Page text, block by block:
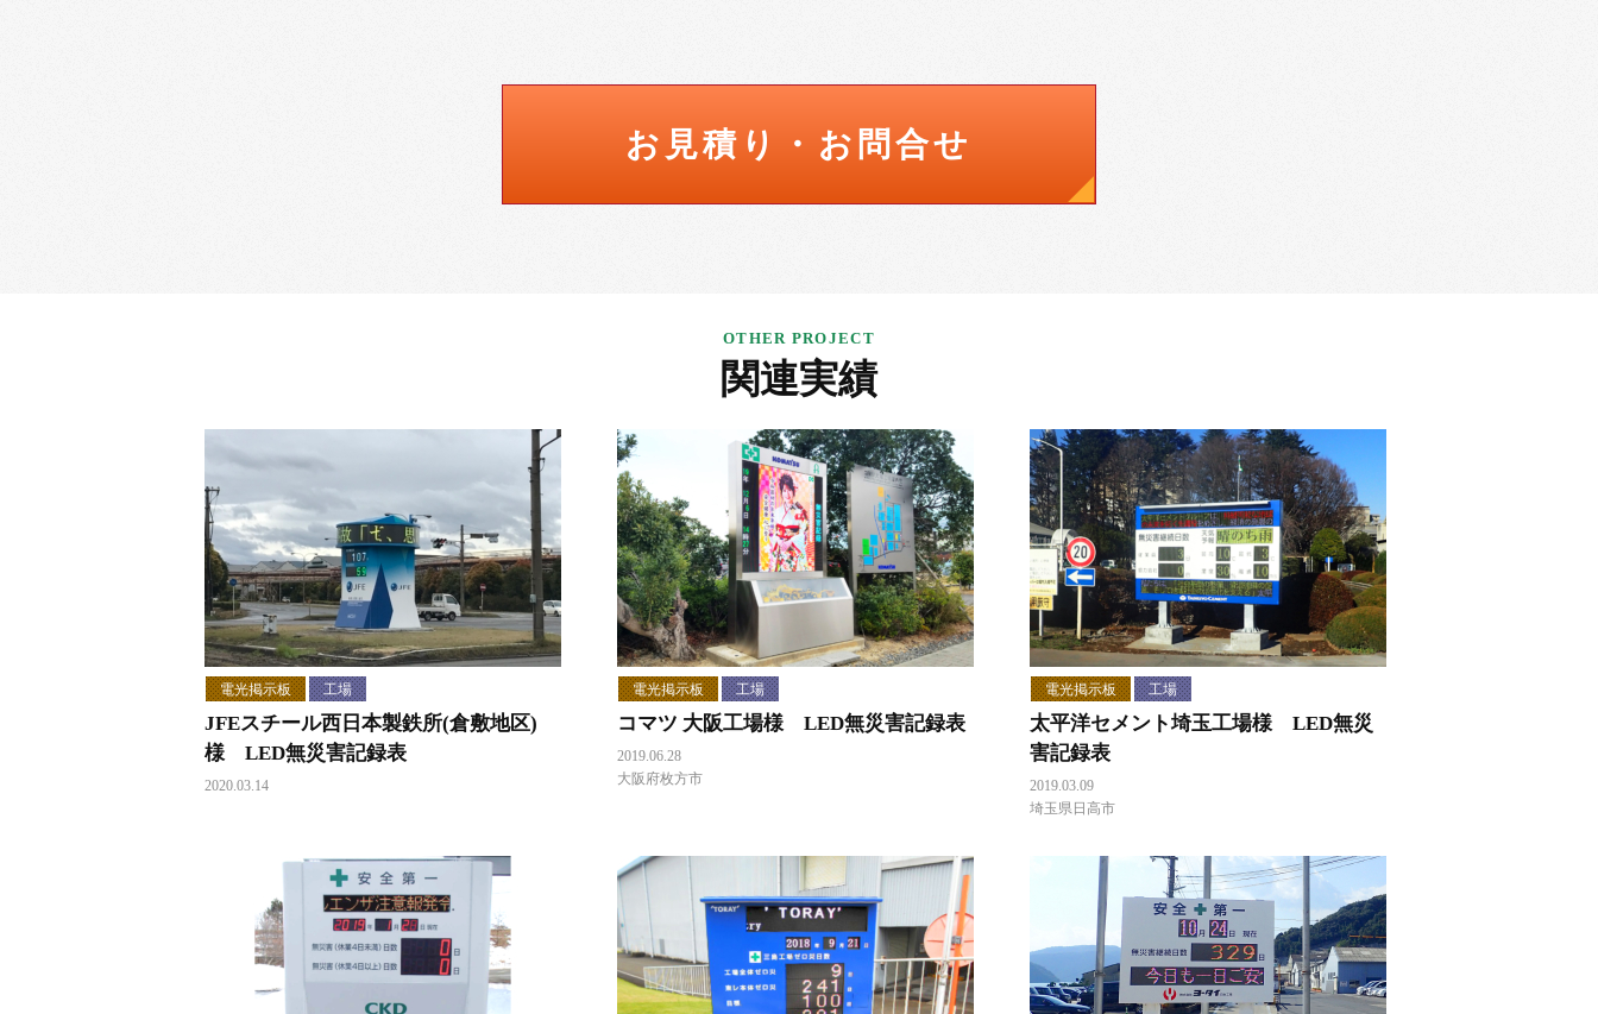
お見積り・お問合せ
関連実績
電光掲示板 工場
JFEスチール西日本製鉄所(倉敷地区)
様 LED無災害記録表
2020.03.14
電光掲示板 工場
コマツ 大阪工場様 LED無災害記録表
2019.06.28
大阪府枚方市
電光掲示板 工場
太平洋セメント埼玉工場様 LED無災
害記録表
2019.03.09
埼玉県日高市